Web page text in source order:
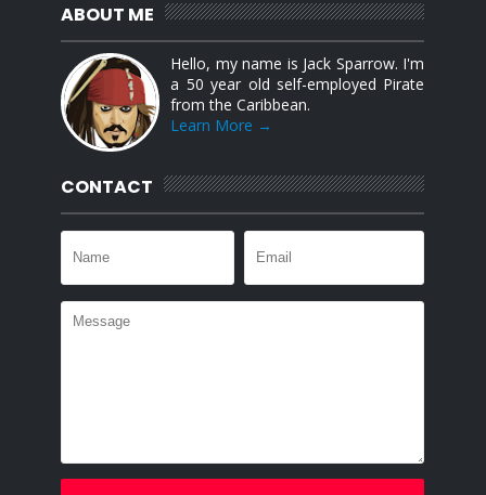
ABOUT ME
Hello, my name is Jack Sparrow. I'm
a 50 year old self-employed Pirate
from the Caribbean.
Learn More →
CONTACT